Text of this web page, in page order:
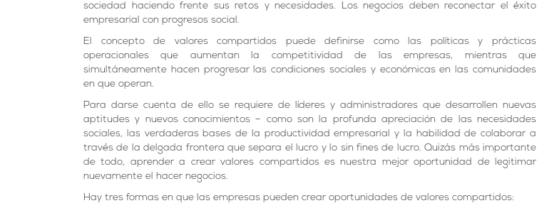
sociedad haciendo frente sus retos y necesidades. Los negocios deben reconectar el éxito
empresarial con progresos social.
El concepto de valores compartidos puede definirse como las políticas y prácticas
operacionales que aumentan la competitividad de las empresas, mientras que
simultáneamente hacen progresar las condiciones sociales y económicas en las comunidades
en que operan.
Para darse cuenta de ello se requiere de líderes y administradores que desarrollen nuevas
aptitudes y nuevos conocimientos – como son la profunda apreciación de las necesidades
sociales, las verdaderas bases de la productividad empresarial y la habilidad de colaborar a
través de la delgada frontera que separa el lucro y lo sin fines de lucro. Quizás más importante
de todo, aprender a crear valores compartidos es nuestra mejor oportunidad de legitimar
nuevamente el hacer negocios.
Hay tres formas en que las empresas pueden crear oportunidades de valores compartidos: